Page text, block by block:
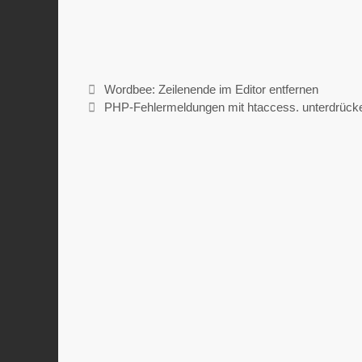
Wordbee: Zeilenende im Editor entfernen
PHP-Fehlermeldungen mit htaccess.